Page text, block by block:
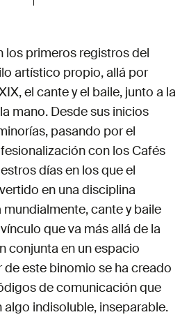
los primeros registros del
artístico propio, allá por
el cante y el baile, junto a la
mano. Desde sus inicios
pasando por el
con los Cafés
días en los que el
en una disciplina
cante y baile
que va más allá de la
conjunta en un espacio
este binomio se ha creado
de comunicación que
algo indisoluble, inseparable.